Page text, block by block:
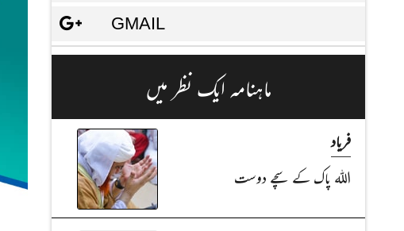
GMAIL
ماہنامہ ایک نظر میں
فریاد
اللہ پاک کے سچے دوست